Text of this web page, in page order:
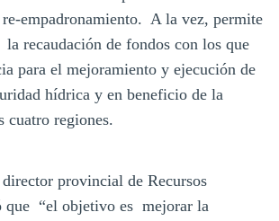
empadronamiento. A la vez, permite
recaudación de fondos con los que
para el mejoramiento y ejecución de
hídrica y en beneficio de la
cuatro regiones.
provincial de Recursos
que “el objetivo es mejorar la